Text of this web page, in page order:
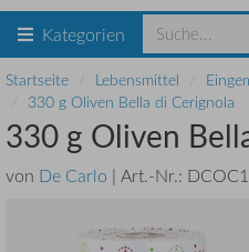
Kategorien
Startseite Lebensmittel
330 g Oliven Bella di Cerignola
330 g Oliven
von De Carlo | Art.-Nr.: DCOC1